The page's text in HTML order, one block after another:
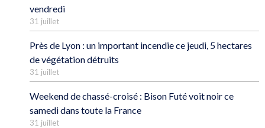
vendredi
31 juillet
Près de Lyon : un important incendie ce jeudi, 5 hectares
de végétation détruits
31 juillet
Weekend de chassé-croisé : Bison Futé voit noir ce
samedi dans toute la France
31 juillet